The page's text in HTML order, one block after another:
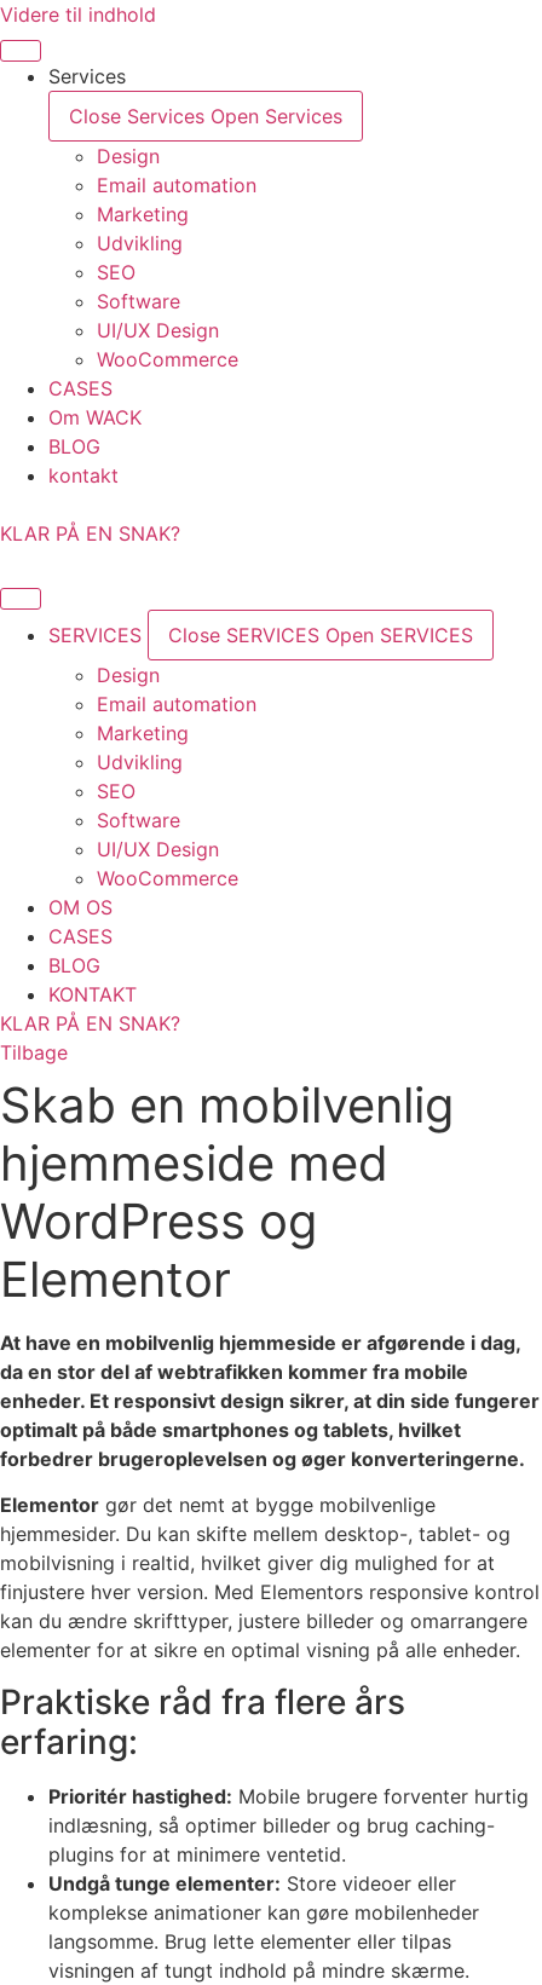
Videre til indhold
Services
Close Services Open Services
Design
Email automation
Marketing
Udvikling
SEO
Software
UI/UX Design
WooCommerce
CASES
Om WACK
BLOG
kontakt
KLAR PÅ EN SNAK?
SERVICES Close SERVICES Open SERVICES
Design
Email automation
Marketing
Udvikling
SEO
Software
UI/UX Design
WooCommerce
OM OS
CASES
BLOG
KONTAKT
KLAR PÅ EN SNAK?
Tilbage
Skab en mobilvenlig
hjemmeside med
WordPress og
Elementor
At have en mobilvenlig hjemmeside er afgørende i dag,
da en stor del af webtrafikken kommer fra mobile
enheder. Et responsivt design sikrer, at din side fungerer
optimalt på både smartphones og tablets, hvilket
forbedrer brugeroplevelsen og øger konverteringerne.
Elementor gør det nemt at bygge mobilvenlige
hjemmesider. Du kan skifte mellem desktop-, tablet- og
mobilvisning i realtid, hvilket giver dig mulighed for at
finjustere hver version. Med Elementors responsive kontrol
kan du ændre skrifttyper, justere billeder og omarrangere
elementer for at sikre en optimal visning på alle enheder.
Praktiske råd fra flere års
erfaring:
Prioritér hastighed: Mobile brugere forventer hurtig
indlæsning, så optimer billeder og brug caching-
plugins for at minimere ventetid.
Undgå tunge elementer: Store videoer eller
komplekse animationer kan gøre mobilenheder
langsomme. Brug lette elementer eller tilpas
visningen af tungt indhold på mindre skærme.